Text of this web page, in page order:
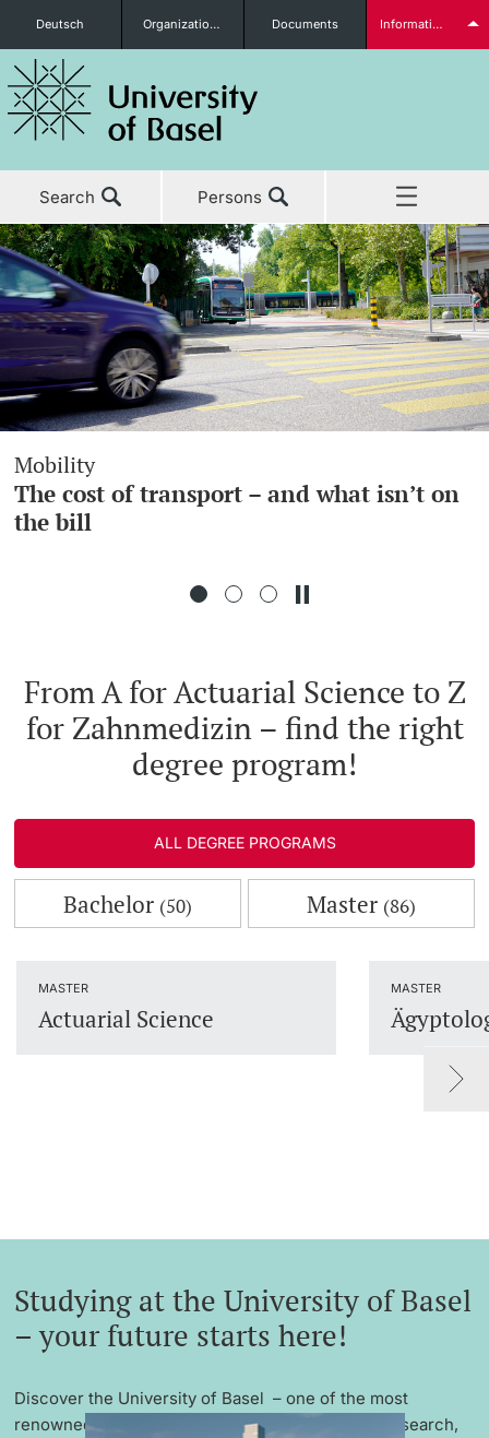
Prospective Students
Further information
Students
Further information
Further information
Donors & Alumni
Further information
Lecturers
Deutsch Organizational units Documents Information for...
Search Persons
News & Events
Studies
Research
Teaching
Continuing Education
Home
Mobility
The cost of transport – and what isn’t on
the bill
From A for Actuarial Science to Z
for Zahnmedizin – find the right
degree program!
ALL DEGREE PROGRAMS
Bachelor (50) Master (86)
MASTER
Actuarial Science
MASTER
Studying at the University of Basel
– your future starts here!
Discover the University of Basel – one of the most
renowned universities in Europe with excellent research,